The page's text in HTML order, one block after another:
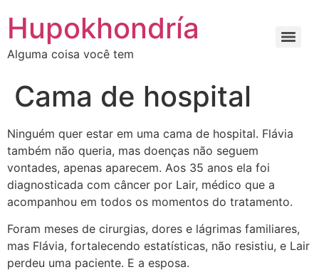
para
conteúdo
Hupokhondría
Alguma coisa você tem
Cama de hospital
Ninguém quer estar em uma cama de hospital. Flávia
também não queria, mas doenças não seguem
vontades, apenas aparecem. Aos 35 anos ela foi
diagnosticada com câncer por Lair, médico que a
acompanhou em todos os momentos do tratamento.
Foram meses de cirurgias, dores e lágrimas familiares,
mas Flávia, fortalecendo estatísticas, não resistiu, e Lair
perdeu uma paciente. E a esposa.